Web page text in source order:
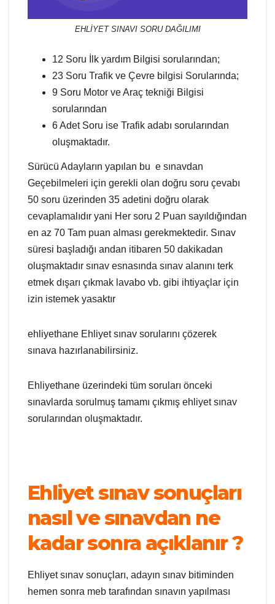
EHLİYET SINAVI SORU DAĞILIMI
12 Soru İlk yardım Bilgisi sorularından;
23 Soru Trafik ve Çevre bilgisi Sorularında;
9 Soru Motor ve Araç tekniği Bilgisi
sorularından
6 Adet Soru ise Trafik adabı sorularından
oluşmaktadır.
Sürücü Adayların yapılan bu e sınavdan
Geçebilmeleri için gerekli olan doğru soru çevabı
50 soru üzerinden 35 adetini doğru olarak
cevaplamalıdır yani Her soru 2 Puan sayıldığından
en az 70 Tam puan alması gerekmektedir. Sınav
süresi başladığı andan itibaren 50 dakikadan
oluşmaktadır sınav esnasında sınav alanını terk
etmek dışarı çıkmak lavabo vb. gibi ihtiyaçlar için
izin istemek yasaktır
ehliyethane Ehliyet sınav sorularını çözerek
sınava hazırlanabilirsiniz.
Ehliyethane üzerindeki tüm soruları önceki
sınavlarda sorulmuş tamamı çıkmış ehliyet sınav
sorularından oluşmaktadır.
Ehliyet sınav sonuçları
nasıl ve sınavdan ne
kadar sonra açıklanır ?
Ehliyet sınav sonuçları, adayın sınav bitiminden
hemen sonra meb tarafından sınavın yapılması